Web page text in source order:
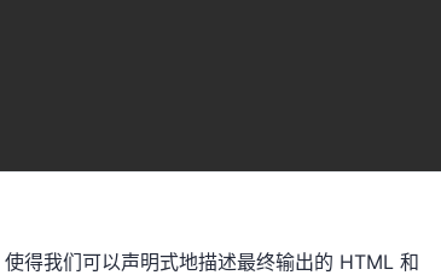
得我们可以声明式地描述最终输出的 HTML 和